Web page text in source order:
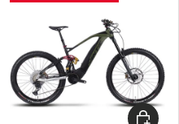
Scegli